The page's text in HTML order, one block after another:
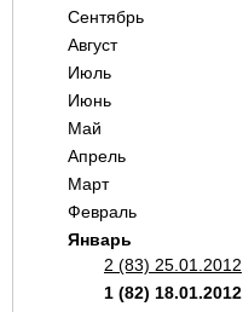
Сентябрь
Август
Июль
Июнь
Май
Апрель
Март
Февраль
Январь
2 (83) 25.01.2012
1 (82) 18.01.2012